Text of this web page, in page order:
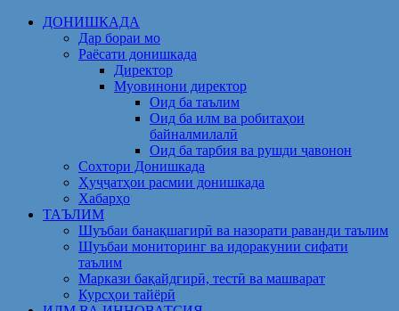
Skip
ДОНИШКАДА
Дар бораи мо
Раёсати донишкада
Директор
Муовинони директор
Оид ба таълим
Оид ба илм ва робитаҳои
байналмилалӣ
Оид ба тарбия ва рушди ҷавонон
Сохтори Донишкада
Ҳуҷҷатҳои расмии донишкада
Хабарҳо
ТАЪЛИМ
Шуъбаи банақшагирӣ ва назорати раванди таълим
Шуъбаи мониторинг ва идоракунии сифати
таълим
Маркази бақайдгирӣ, тестӣ ва машварат
Курсҳои тайёрӣ